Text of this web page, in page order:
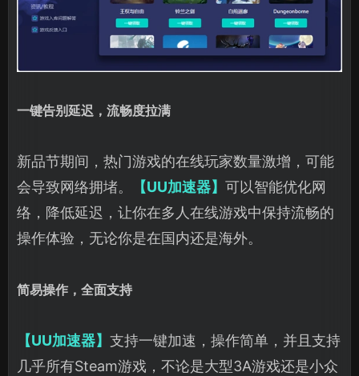
一键告别延迟，流畅度拉满
新品节期间，热门游戏的在线玩家数量激增，可能
会导致网络拥堵。
【UU加速器】 可以智能优化网
络，降低延迟，让你在多人在线游戏中保持流畅的
操作体验，无论你是在国内还是海外。
简易操作，全面支持
【UU加速器】 支持一键加速，操作简单，并且支持
几乎所有Steam游戏，不论是大型3A游戏还是小众